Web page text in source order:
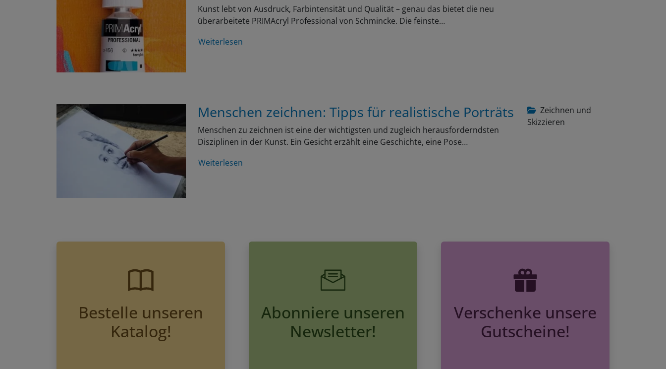
Kunst lebt von Ausdruck, Farbintensität und Qualität – genau das bietet die neu
überarbeitete PRIMAcryl Professional von Schmincke. Die feinste…
Weiterlesen
Zeichnen und
Skizzieren
Menschen zeichnen: Tipps für realistische Porträts
Menschen zu zeichnen ist eine der wichtigsten und zugleich herausforderndsten
Disziplinen in der Kunst. Ein Gesicht erzählt eine Geschichte, eine Pose…
Weiterlesen
Bestelle unseren
Katalog!
Abonniere unseren
Newsletter!
Verschenke unsere
Gutscheine!